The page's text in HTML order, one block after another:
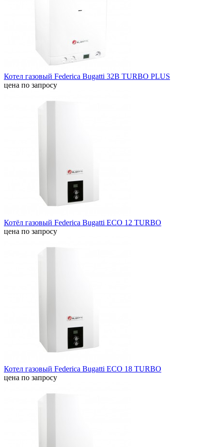
Котел газовый Federica Bugatti 32B TURBO PLUS
цена по запросу
Котёл газовый Federica Bugatti ECO 12 TURBO
цена по запросу
Котел газовый Federica Bugatti ECO 18 TURBO
цена по запросу